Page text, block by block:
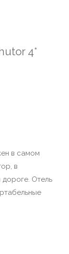
4*
в самом
в
дороге. Отель